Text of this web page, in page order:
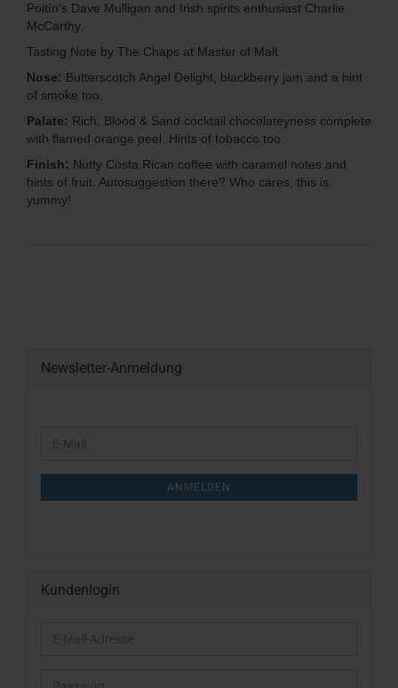
Poitín's Dave Mulligan and Irish spirits enthusiast Charlie
McCarthy.
Tasting Note by The Chaps at Master of Malt
Nose: Butterscotch Angel Delight, blackberry jam and a hint
of smoke too.
Palate: Rich, Blood & Sand cocktail chocolateyness complete
with flamed orange peel. Hints of tobacco too.
Finish: Nutty Costa Rican coffee with caramel notes and
hints of fruit. Autosuggestion there? Who cares, this is
yummy!
Newsletter-Anmeldung
ANMELDEN
Kundenlogin